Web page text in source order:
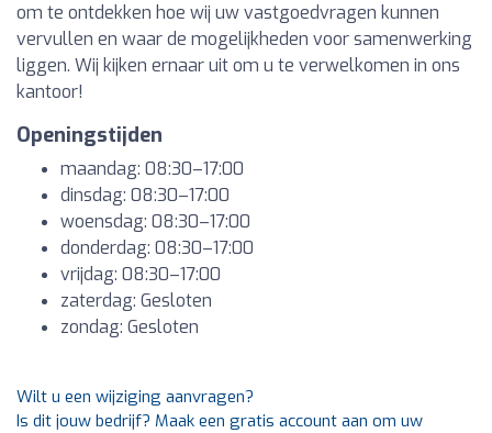
om te ontdekken hoe wij uw vastgoedvragen kunnen
vervullen en waar de mogelijkheden voor samenwerking
liggen. Wij kijken ernaar uit om u te verwelkomen in ons
kantoor!
Openingstijden
maandag: 08:30–17:00
dinsdag: 08:30–17:00
woensdag: 08:30–17:00
donderdag: 08:30–17:00
vrijdag: 08:30–17:00
zaterdag: Gesloten
zondag: Gesloten
Wilt u een wijziging aanvragen?
Is dit jouw bedrijf? Maak een gratis account aan om uw